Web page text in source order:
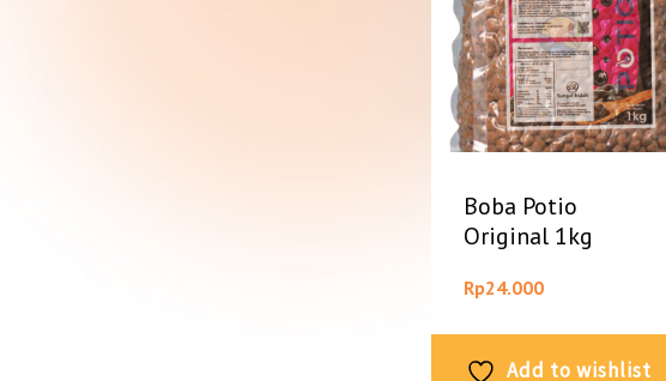
Boba Potio
Original 1kg
Rp24.000
Add to wishlist